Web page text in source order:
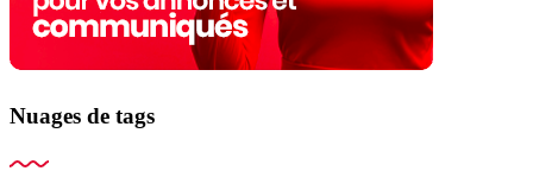
Nuages ​​de tags